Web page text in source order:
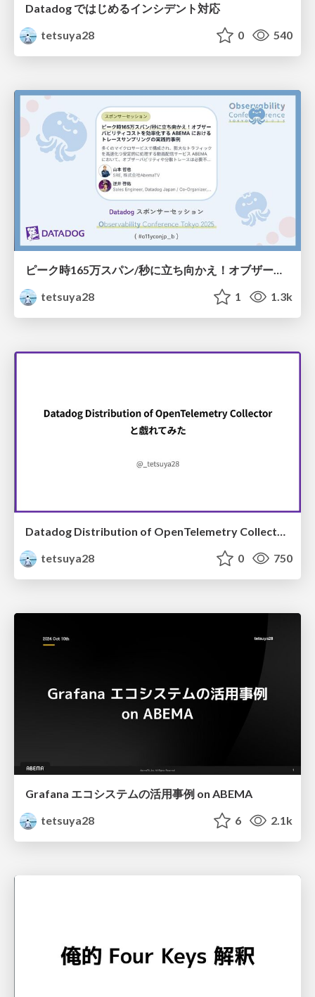
Datadog ではじめるインシデント対応
tetsuya28
0 540
ピーク時165万スパン/秒に立ち向かえ！オブザーバビリティコストを効率化する ABEMA におけるトレースサンプリングの実践的事例
tetsuya28
1 1.3k
Datadog Distribution of OpenTelemetry Collector ( DDOT ) と戯れてみた
tetsuya28
0 750
Grafana エコシステムの活用事例 on ABEMA
tetsuya28
6 2.1k